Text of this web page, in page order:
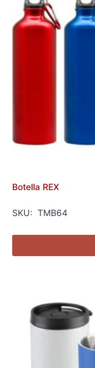
Botella REX
SKU: TMB64